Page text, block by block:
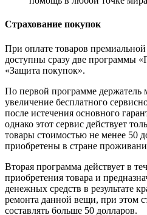
Страхование покупок
При оплате товаров
доступны сразу две программы
«Защита покупок».
По первой программе держатель
увеличение бесплатного
после истечения основного
однако этот сервис действует
товары стоимостью не менее 50
приобретены в стране
Вторая программа действует в
приобретения товара и
денежных средств в результате
ремонта данной вещи, при этом
составлять больше 50 долларов.